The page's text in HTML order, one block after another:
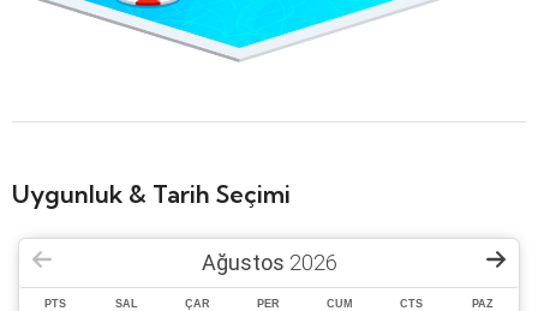
Uygunluk & Tarih Seçimi
Ağustos 2026
PTS SAL ÇAR PER CUM CTS PAZ